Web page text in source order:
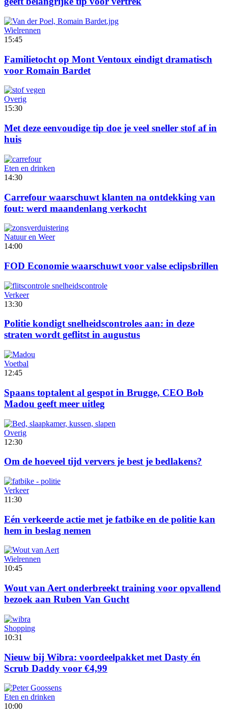
Wielrennen
15:45
Familietocht op Mont Ventoux eindigt dramatisch
voor Romain Bardet
Overig
15:30
Met deze eenvoudige tip doe je veel sneller stof af in
huis
Eten en drinken
14:30
Carrefour waarschuwt klanten na ontdekking van
fout: werd maandenlang verkocht
Natuur en Weer
14:00
FOD Economie waarschuwt voor valse eclipsbrillen
Verkeer
13:30
Politie kondigt snelheidscontroles aan: in deze
straten wordt geflitst in augustus
Voetbal
12:45
Spaans toptalent al gespot in Brugge, CEO Bob
Madou geeft meer uitleg
Overig
12:30
Om de hoeveel tijd ververs je best je bedlakens?
Verkeer
11:30
Eén verkeerde actie met je fatbike en de politie kan
hem in beslag nemen
Wielrennen
10:45
Wout van Aert onderbreekt training voor opvallend
bezoek aan Ruben Van Gucht
Shopping
10:31
Nieuw bij Wibra: voordeelpakket met Dasty én
Scrub Daddy voor €4,99
Eten en drinken
10:00